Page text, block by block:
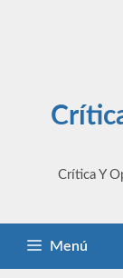
Crítica Y
Menú